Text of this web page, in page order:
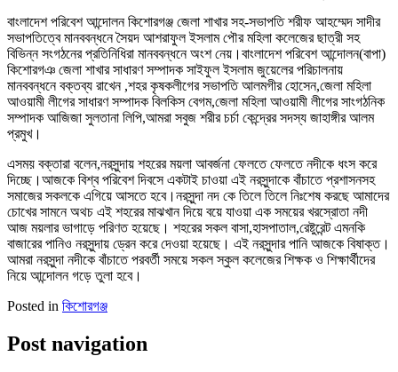
বাংলাদেশ পরিবেশ আন্দোলন কিশোরগঞ্জ জেলা শাখার সহ-সভাপতি শরীফ আহম্মেদ সাদীর
সভাপতিত্বে মানববন্ধনে সৈয়দ আশরাফুল ইসলাম পৌর মহিলা কলেজের ছাত্রী সহ
বিভিন্ন সংগঠনের প্রতিনিধিরা মানববন্ধনে অংশ নেয়।বাংলাদেশ পরিবেশ আন্দোলন(বাপা)
কিশোরগঞ জেলা শাখার সাধারণ সম্পাদক সাইফুল ইসলাম জুয়েলের পরিচালনায়
মানববন্ধনে বক্তব্য রাখেন ,শহর কৃষকলীগের সভাপতি আলমগীর হোসেন,জেলা মহিলা
আওয়ামী লীগের সাধারণ সম্পাদক বিলকিস বেগম,জেলা মহিলা আওয়ামী লীগের সাংগঠনিক
সম্পাদক আজিজা সুলতানা লিপি,আমরা সবুজ শরীর চর্চা কেন্দ্রের সদস্য জাহাঙ্গীর আলম
প্রমুখ।
এসময় বক্তারা বলেন,নরসুন্দায় শহরের ময়লা আবর্জনা ফেলতে ফেলতে নদীকে ধংস করে
দিচ্ছে।আজকে বিশ্ব পরিবেশ দিবসে একটাই চাওয়া এই নরসুন্দাকে বাঁচাতে প্রশাসনসহ
সমাজের সকলকে এগিয়ে আসতে হবে।নরসুন্দা নদ কে তিলে তিলে নিঃশেষ করছে আমাদের
চোখের সামনে অথচ এই শহরের মাঝখান দিয়ে বয়ে যাওয়া এক সময়ের খরস্রোতা নদী
আজ ময়লার ভাগাড়ে পরিণত হয়েছে। শহরের সকল বাসা,হাসপাতাল,রেষ্টুরেন্ট এমনকি
বাজারের পানিও নরসুন্দায় ড্রেন করে দেওয়া হয়েছে। এই নরসুন্দার পানি আজকে বিষাক্ত।
আমরা নরসুন্দা নদীকে বাঁচাতে পরবর্তী সময়ে সকল স্কুল কলেজের শিক্ষক ও শিক্ষার্থীদের
নিয়ে আন্দোলন গড়ে তুলা হবে।
Posted in কিশোরগঞ্জ
Post navigation